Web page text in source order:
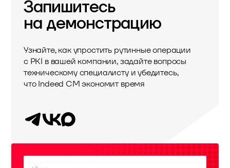
Запишитесь
на демонстрацию
Узнайте, как упростить рутинные операции
с PKI в вашей компании, задайте вопросы
техническому специалисту и убедитесь,
что Indeed CM экономит время